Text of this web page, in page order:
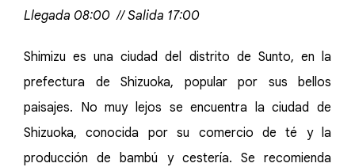
Llegada 08:00 // Salida 17:00
Shimizu es una ciudad del distrito de Sunto, en la
prefectura de Shizuoka, popular por sus bellos
paisajes. No muy lejos se encuentra la ciudad de
Shizuoka, conocida por su comercio de té y la
producción de bambú y cestería. Se recomienda